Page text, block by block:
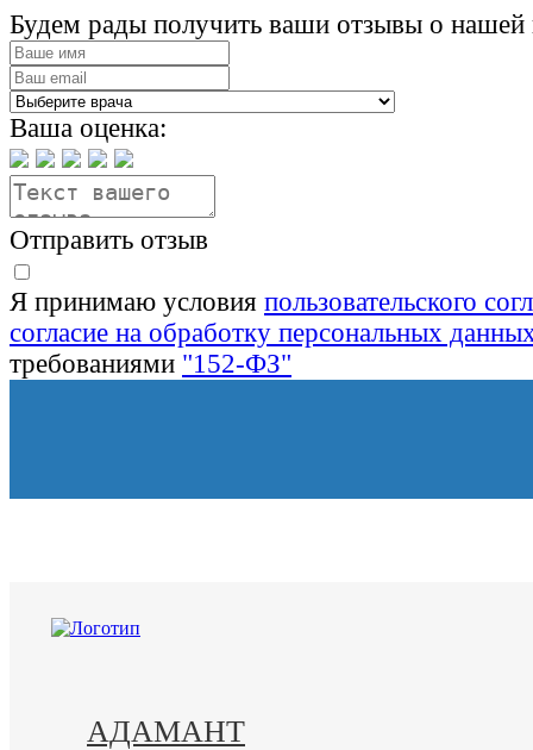
Будем рады получить ваши отзывы о нашей
Ваша оценка:
Отправить отзыв
Я принимаю условия пользовательского
согласие на обработку персональных
требованиями "152-ФЗ"
АДАМАНТ